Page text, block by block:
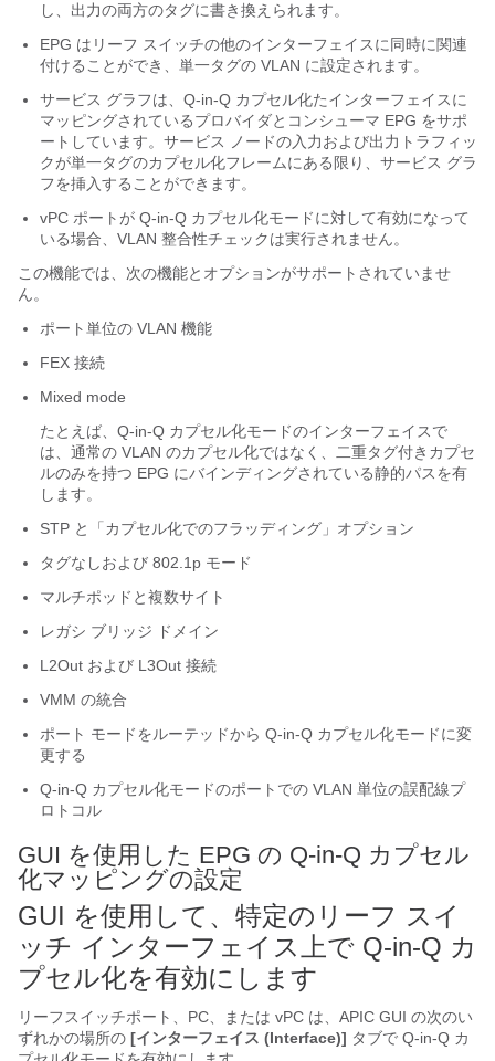
し、出力の両方のタグに書き換えられます。
EPG はリーフ スイッチの他のインターフェイスに同時に関連
付けることができ、単一タグの VLAN に設定されます。
サービス グラフは、Q-in-Q カプセル化たインターフェイスに
マッピングされているプロバイダとコンシューマ EPG をサポ
ートしています。サービス ノードの入力および出力トラフィッ
クが単一タグのカプセル化フレームにある限り、サービス グラ
フを挿入することができます。
vPC ポートが Q-in-Q カプセル化モードに対して有効になって
いる場合、VLAN 整合性チェックは実行されません。
この機能では、次の機能とオプションがサポートされていませ
ん。
ポート単位の VLAN 機能
FEX 接続
Mixed mode
たとえば、Q-in-Q カプセル化モードのインターフェイスで
は、通常の VLAN のカプセル化ではなく、二重タグ付きカプセ
ルのみを持つ EPG にバインディングされている静的パスを有
します。
STP と「カプセル化でのフラッディング」オプション
タグなしおよび 802.1p モード
マルチポッドと複数サイト
レガシ ブリッジ ドメイン
L2Out および L3Out 接続
VMM の統合
ポート モードをルーテッドから Q-in-Q カプセル化モードに変
更する
Q-in-Q カプセル化モードのポートでの VLAN 単位の誤配線プ
ロトコル
GUI を使用した EPG の Q-in-Q カプセル
化マッピングの設定
GUI を使用して、特定のリーフ スイ
ッチ インターフェイス上で Q-in-Q カ
プセル化を有効にします
リーフスイッチポート、PC、または vPC は、APIC GUI の次のい
ずれかの場所の [インターフェイス (Interface)] タブで Q-in-Q カ